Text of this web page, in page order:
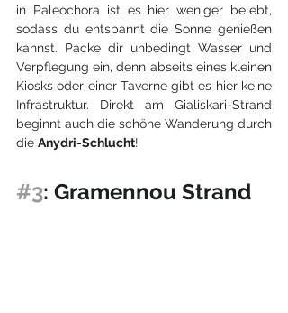
in Paleochora ist es hier weniger belebt,
sodass du entspannt die Sonne genießen
kannst. Packe dir unbedingt Wasser und
Verpflegung ein, denn abseits eines kleinen
Kiosks oder einer Taverne gibt es hier keine
Infrastruktur. Direkt am Gialiskari-Strand
beginnt auch die schöne Wanderung durch
die Anydri-Schlucht!
#3: Gramennou Strand